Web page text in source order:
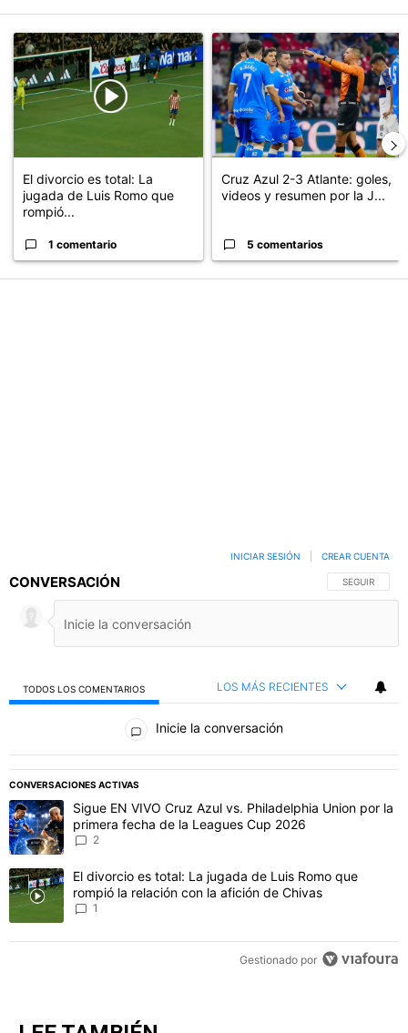
PUBLICIDAD
Un artículo de tendencia con el título "El divorcio es total: La
El divorcio es total: La
jugada de Luis Romo que
rompió...
1 comentario
Un artículo de tendencia con el
Cruz Azul 2-3 Atlante: goles,
videos y resumen por la J...
5 comentarios
CONVERSACIÓN SIGA ESTA
SEGUIR
INICIAR SESIÓN CREAR CUENTA
TODOS LOS COMENTARIOS LOS MÁS RECIENTES
Todos los comentarios
Inicie la conversación
CONVERSACIONES ACTIVAS
Este listado muestra los artículos con más comentarios en los
Un artículo de tendencia con el título "Sigue EN VIVO Cruz Azul
Sigue EN VIVO Cruz Azul vs. Philadelphia Union por la
primera fecha de la Leagues Cup 2026
Un artículo de tendencia con el título "El divorcio es total: La
El divorcio es total: La jugada de Luis Romo que